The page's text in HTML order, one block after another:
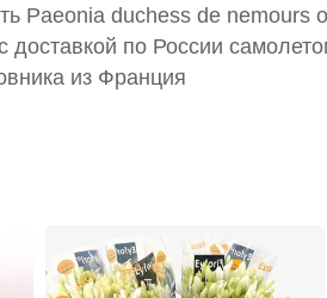
Paeonia duchess de nemours
доставкой по России
из Франция